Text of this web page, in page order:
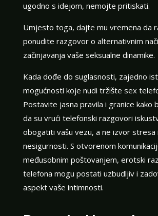
ugodno s idejom, nemojte pritiskati.
Umjesto toga, dajte mu vremena da
ponudite razgovor o alternativnim
začinjavanja vaše seksualne dinamike.
Kada dođe do suglasnosti, zajedno
mogućnosti koje nudi tržište sex
Postavite jasna pravila i granice kako
da su vrući telefonski razgovori
obogatiti vašu vezu, a ne izvor stresa
nesigurnosti. S otvorenom
međusobnim poštovanjem, erotski
telefona mogu postati uzbudljiv i
aspekt vaše intimnosti.